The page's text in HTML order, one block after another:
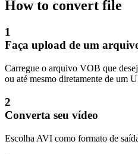
How to convert file
1
Faça upload de um
Carregue o arquivo VOB que
ou até mesmo diretamente de um
2
Converta seu vídeo
Escolha AVI como formato de